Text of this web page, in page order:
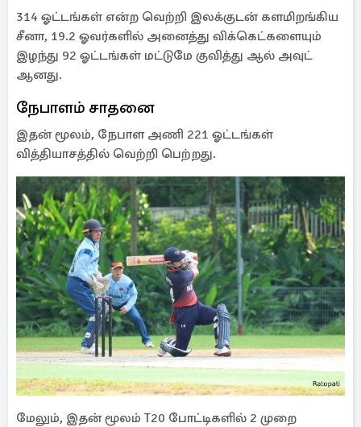
314 ஓட்டங்கள் என்ற வெற்றி இலக்குடன் களமிறங்கிய
சீனா, 19.2 ஓவர்களில் அனைத்து விக்கெட்களையும்
இழந்து 92 ஓட்டங்கள் மட்டுமே குவித்து ஆல் அவுட்
ஆனது.
நேபாளம் சாதனை
இதன் மூலம், நேபாள அணி 221 ஓட்டங்கள்
வித்தியாசத்தில் வெற்றி பெற்றது.
மேலும், இதன் மூலம் T20 போட்டிகளில் 2 முறை